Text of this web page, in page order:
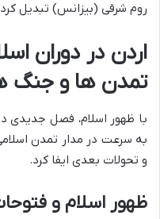
روم شرقی (بیزانس) تبدیل
اردن در دوران
تمدن ها و جنگ
با ظهور اسلام، فصل جدیدی
به سرعت در مدار تمدن
و تحولات بعدی ایفا کرد.
ظهور اسلام و